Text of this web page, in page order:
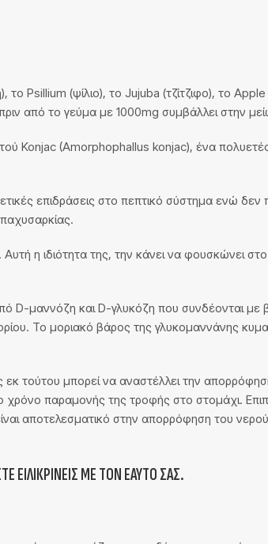
Psillium (ψίλιο), το Jujuba (τζίτζιφο), το
από το γεύμα με 1000mg συμβάλλει στην
Konjac (Amorphophallus konjac), ένα
επιδράσεις στο πεπτικό σύστημα ενώ
η ιδιότητα της, την κάνει να φουσκώνει
D-μαννόζη και D-γλυκόζη που συνδέονται
Το μοριακό βάρος της γλυκομαννάνης
τούτου μπορεί να αναστέλλει την
παραμονής της τροφής στο στομάχι.
αποτελεσματικό στην απορρόφηση του
ΕΙΛΙΚΡΙΝΕΊΣ ΜΕ ΤΟΝ ΕΑΥΤΌ ΣΑΣ.